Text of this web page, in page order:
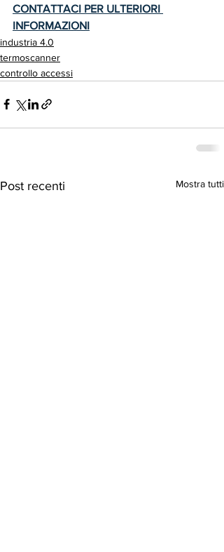
CONTATTACI PER ULTERIORI
INFORMAZIONI
industria 4.0
termoscanner
controllo accessi
Post recenti Mostra tutti